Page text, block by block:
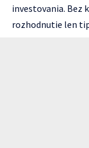
investovania. Bez
rozhodnutie len